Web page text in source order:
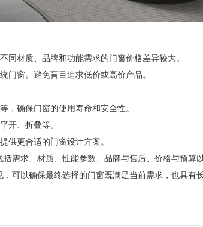
材质、品牌和功能需求的门窗价格差异较大。
窗。避免盲目追求低价或高价产品。
确保门窗的使用寿命和安全性。
、折叠等。
更合适的门窗设计方案。
求、材质、性能参数、品牌与售后、价格与预算以
以确保最终选择的门窗既满足当前需求，也具有长